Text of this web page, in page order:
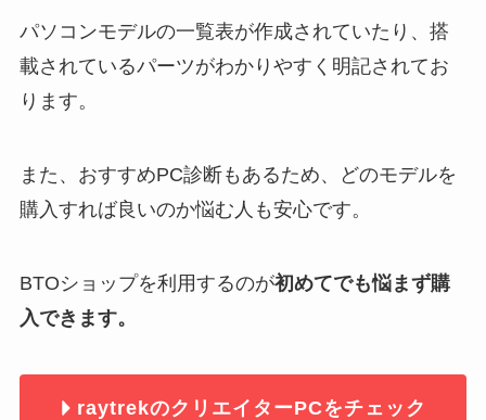
パソコンモデルの一覧表が作成されていたり、搭
載されているパーツがわかりやすく明記されてお
ります。
また、おすすめPC診断もあるため、どのモデルを
購入すれば良いのか悩む人も安心です。
BTOショップを利用するのが初めてでも悩まず購
入できます。
raytrekのクリエイターPCをチェック